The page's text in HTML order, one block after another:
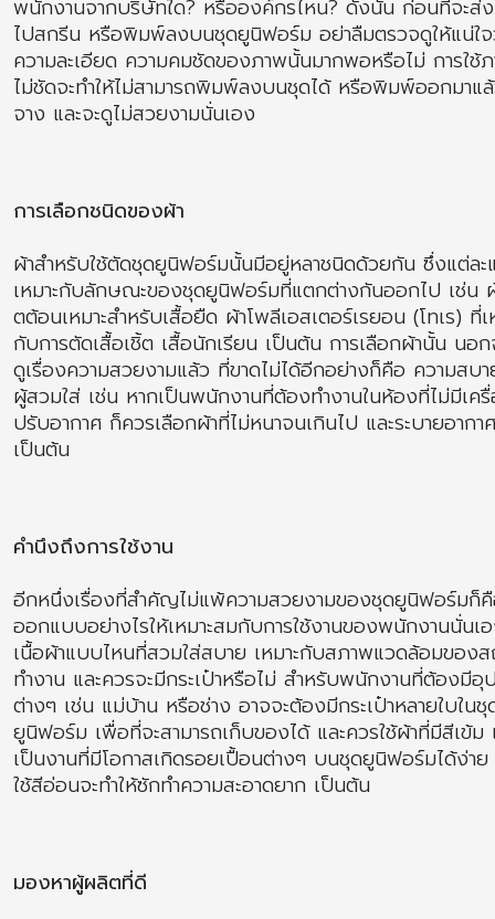
พนักงานจากบริษัทใด? หรือองค์กรไหน? ดังนั้น ก่อนที่จะส่
ไปสกรีน หรือพิมพ์ลงบนชุดยูนิฟอร์ม อย่าลืมตรวจดูให้แน่ใจ
ความละเอียด ความคมชัดของภาพนั้นมากพอหรือไม่ การใช้
ไม่ชัดจะทำให้ไม่สามารถพิมพ์ลงบนชุดได้ หรือพิมพ์ออกมาแ
จาง และจะดูไม่สวยงามนั่นเอง
การเลือกชนิดของผ้า
ผ้าสำหรับใช้ตัดชุดยูนิฟอร์มนั้นมีอยู่หลาชนิดด้วยกัน ซึ่งแต่ล
เหมาะกับลักษณะของชุดยูนิฟอร์มที่แตกต่างกันออกไป เช่น
ตต้อนเหมาะสำหรับเสื้อยืด ผ้าโพลีเอสเตอร์เรยอน (โทเร) ที่เ
กับการตัดเสื้อเชิ้ต เสื้อนักเรียน เป็นต้น การเลือกผ้านั้น นอก
ดูเรื่องความสวยงามแล้ว ที่ขาดไม่ได้อีกอย่างก็คือ ความสบ
ผู้สวมใส่ เช่น หากเป็นพนักงานที่ต้องทำงานในห้องที่ไม่มีเค
ปรับอากาศ ก็ควรเลือกผ้าที่ไม่หนาจนเกินไป และระบายอากา
เป็นต้น
คำนึงถึงการใช้งาน
อีกหนึ่งเรื่องที่สำคัญไม่แพ้ความสวยงามของชุดยูนิฟอร์มก็
ออกแบบอย่างไรให้เหมาะสมกับการใช้งานของพนักงานนั่นเ
เนื้อผ้าแบบไหนที่สวมใส่สบาย เหมาะกับสภาพแวดล้อมของ
ทำงาน และควรจะมีกระเป๋าหรือไม่ สำหรับพนักงานที่ต้องมี
ต่างๆ เช่น แม่บ้าน หรือช่าง อาจจะต้องมีกระเป๋าหลายใบในชุ
ยูนิฟอร์ม เพื่อที่จะสามารถเก็บของได้ และควรใช้ผ้าที่มีสีเข้ม
เป็นงานที่มีโอกาสเกิดรอยเปื้อนต่างๆ บนชุดยูนิฟอร์มได้ง่าย
ใช้สีอ่อนจะทำให้ซักทำความสะอาดยาก เป็นต้น
มองหาผู้ผลิตที่ดี